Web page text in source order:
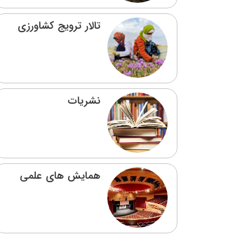
تالار ترویج کشاورزی
نشریات
همایش های علمی